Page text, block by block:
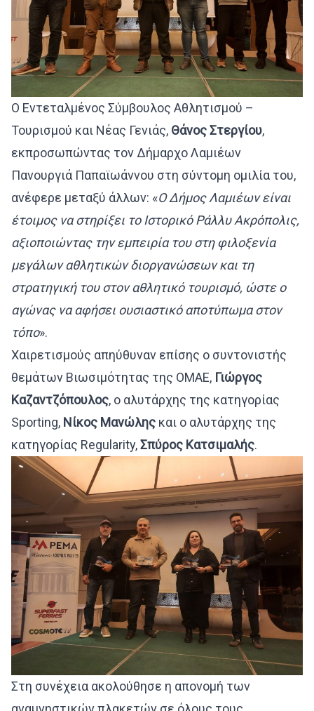
Ο Εντεταλμένος Σύμβουλος Αθλητισμού –
Τουρισμού και Νέας Γενιάς, Θάνος Στεργίου,
εκπροσωπώντας τον Δήμαρχο Λαμιέων
Πανουργιά Παπαϊωάννου στη σύντομη ομιλία του,
ανέφερε μεταξύ άλλων: «Ο Δήμος Λαμιέων είναι
έτοιμος να στηρίξει το Ιστορικό Ράλλυ Ακρόπολις,
αξιοποιώντας την εμπειρία του στη φιλοξενία
μεγάλων αθλητικών διοργανώσεων και τη
στρατηγική του στον αθλητικό τουρισμό, ώστε ο
αγώνας να αφήσει ουσιαστικό αποτύπωμα στον
τόπο».
Χαιρετισμούς απηύθυναν επίσης ο συντονιστής
θεμάτων Βιωσιμότητας της ΟΜΑΕ, Γιώργος
Καζαντζόπουλος, ο αλυτάρχης της κατηγορίας
Sporting, Νίκος Μανώλης και ο αλυτάρχης της
κατηγορίας Regularity,Σπύρος Κατσιμαλής.
Στη συνέχεια ακολούθησε η απονομή των